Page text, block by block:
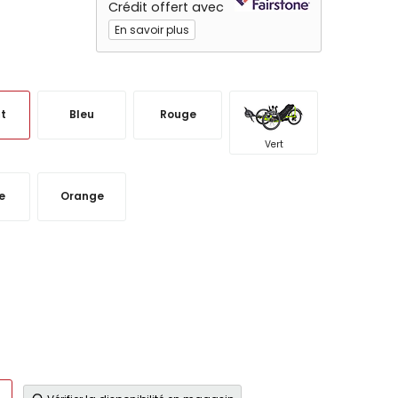
Crédit offert avec
En savoir plus
Bleu Rouge
Vert
Orange